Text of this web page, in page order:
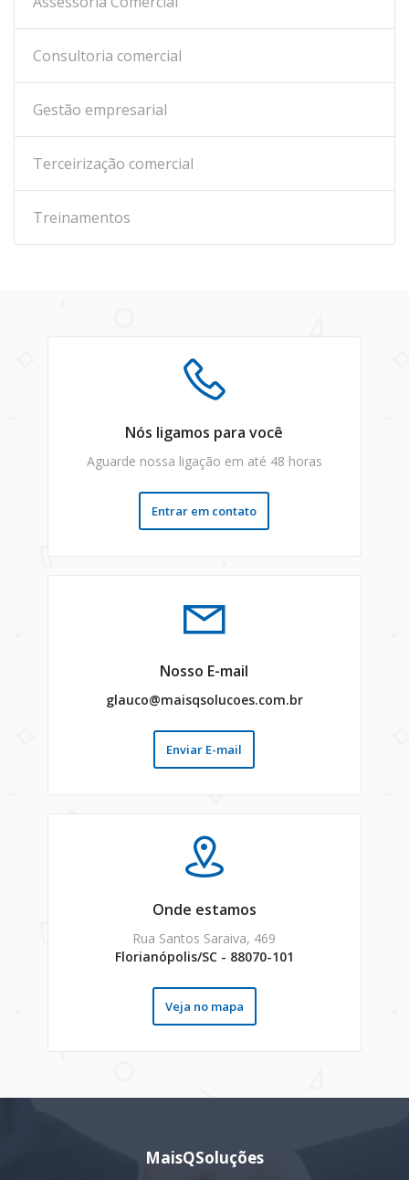
Consultoria comercial
Gestão empresarial
Terceirização comercial
Treinamentos
Nós ligamos para você
Aguarde nossa ligação em até 48 horas
Entrar em contato
Nosso E-mail
glauco@maisqsolucoes.com.br
Enviar E-mail
Onde estamos
Rua Santos Saraiva, 469
Florianópolis/SC - 88070-101
Veja no mapa
MaisQSoluções